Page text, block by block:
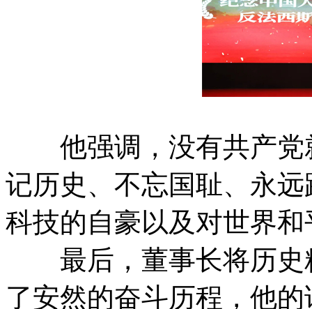
他强调，没有共产党
记历史、不忘国耻、永
科技的自豪以及对世界
最后，董事长将历史
了安然的奋斗历程，他